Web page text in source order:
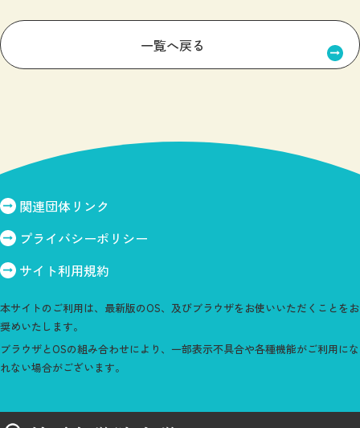
一覧へ戻る
関連団体リンク
プライバシーポリシー
サイト利用規約
本サイトのご利用は、最新版のOS、及びブラウザをお使いいただくことをお
奨めいたします。
ブラウザとOSの組み合わせにより、一部表示不具合や各種機能がご利用にな
れない場合がございます。